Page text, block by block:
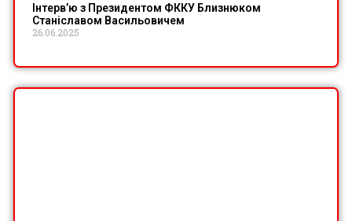
Інтерв’ю з Президентом ФККУ Близнюком
Станіславом Васильовичем
26.06.2025